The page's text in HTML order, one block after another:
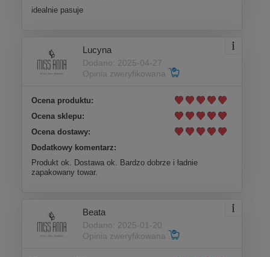
idealnie pasuje
Lucyna
Dodano: 2025-04-27
Opinia zweryfikowana
Ocena produktu:
Ocena sklepu:
Ocena dostawy:
Dodatkowy komentarz:
Produkt ok. Dostawa ok. Bardzo dobrze i ładnie
zapakowany towar.
Beata
Dodano: 2025-01-20
Opinia zweryfikowana